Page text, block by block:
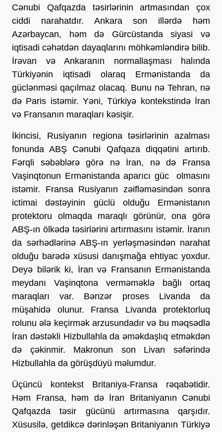
Cənubi Qafqazda təsirlərinin artmasından çox
ciddi narahatdır. Ankara son illərdə həm
Azərbaycan, həm də Gürcüstanda siyasi və
iqtisadi cəhətdən dayaqlarını möhkəmləndirə bilib.
İrəvan və Ankaranın normallaşması halında
Türkiyənin iqtisadi olaraq Ermənistanda da
güclənməsi qaçılmaz olacaq. Bunu nə Tehran, nə
də Paris istəmir. Yəni, Türkiyə kontekstində İran
və Fransanın maraqları kəsişir.
İkincisi, Rusiyanın regiona təsirlərinin azalması
fonunda ABŞ Cənubi Qafqaza diqqətini artırıb.
Fərqli səbəblərə görə nə İran, nə də Fransa
Vaşinqtonun Ermənistanda aparıcı güc olmasını
istəmir. Fransa Rusiyanın zəifləməsindən sonra
ictimai dəstəyinin güclü olduğu Ermənistanın
protektoru olmaqda maraqlı görünür, ona görə
ABŞ-ın ölkədə təsirlərini artırmasını istəmir. İranın
da sərhədlərinə ABŞ-ın yerləşməsindən narahat
olduğu barədə xüsusi danışmağa ehtiyac yoxdur.
Deyə bilərik ki, İran və Fransanın Ermənistanda
meydanı Vaşinqtona verməməklə bağlı ortaq
maraqları var. Bənzər proses Livanda da
müşahidə olunur. Fransa Livanda protektorluq
rolunu ələ keçirmək arzusundadır və bu məqsədlə
İran dəstəkli Hizbullahla da əməkdaşlıq etməkdən
də çəkinmir. Makronun son Livan səfərində
Hizbullahla da görüşdüyü məlumdur.
Üçüncü kontekst Britaniya-Fransa rəqabətidir.
Həm Fransa, həm də İran Britaniyanın Cənubi
Qafqazda təsir gücünü artırmasına qarşıdır.
Xüsusilə, getdikcə dərinləşən Britaniyanın Türkiyə